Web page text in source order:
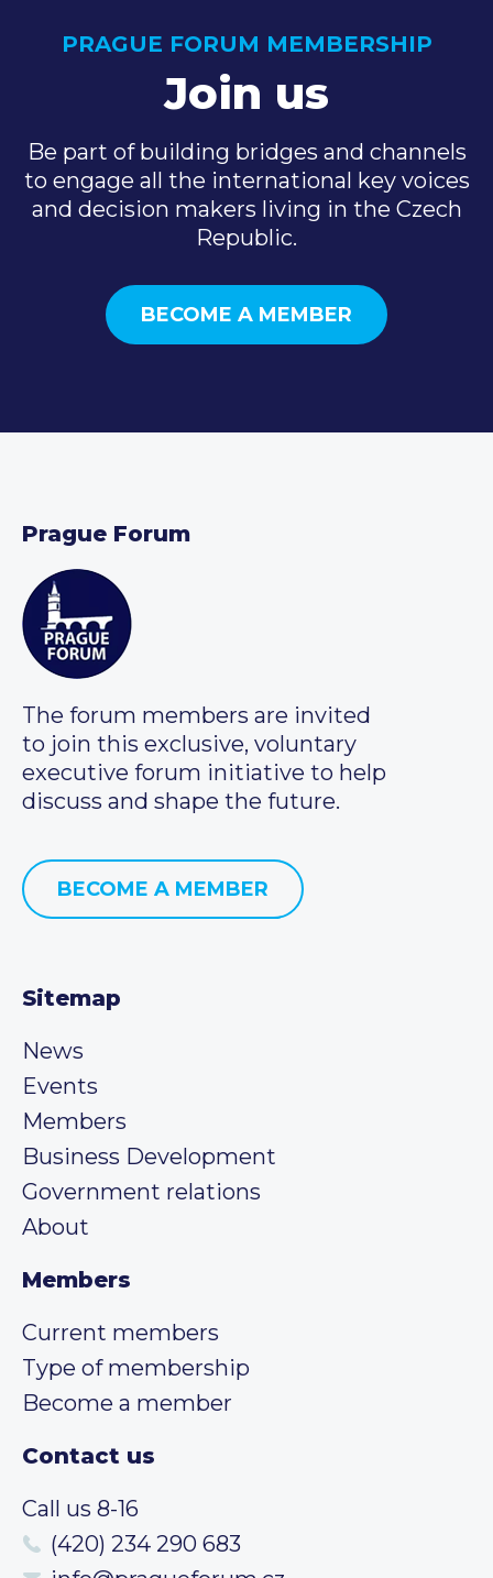
PRAGUE FORUM MEMBERSHIP
Join us
Be part of building bridges and channels
to engage all the international key voices
and decision makers living in the Czech
Republic.
BECOME A MEMBER
Prague Forum
The forum members are invited
to join this exclusive, voluntary
executive forum initiative to help
discuss and shape the future.
BECOME A MEMBER
Sitemap
News
Events
Members
Business Development
Government relations
About
Members
Current members
Type of membership
Become a member
Contact us
Call us 8-16
(420) 234 290 683